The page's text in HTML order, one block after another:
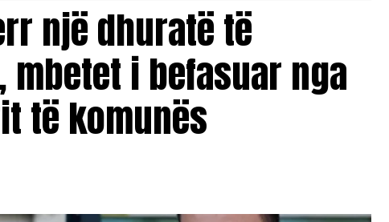
një dhuratë të
mbetet i befasuar nga
të komunës